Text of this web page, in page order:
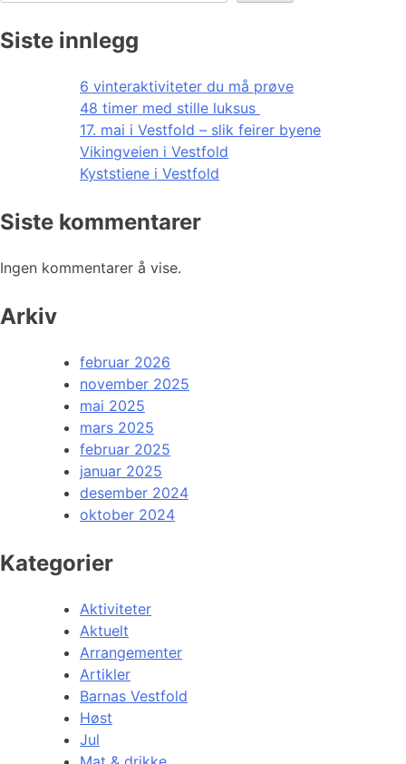
Siste innlegg
6 vinteraktiviteter du må prøve
48 timer med stille luksus
17. mai i Vestfold – slik feirer byene
Vikingveien i Vestfold
Kyststiene i Vestfold
Siste kommentarer
Ingen kommentarer å vise.
Arkiv
februar 2026
november 2025
mai 2025
mars 2025
februar 2025
januar 2025
desember 2024
oktober 2024
Kategorier
Aktiviteter
Aktuelt
Arrangementer
Artikler
Barnas Vestfold
Høst
Jul